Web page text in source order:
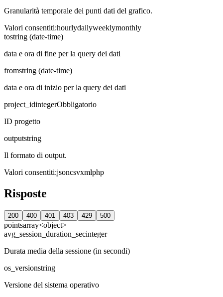
Granularità temporale dei punti dati del grafico.
Valori consentiti:hourlydailyweeklymonthly
tostring (date-time)
data e ora di fine per la query dei dati
fromstring (date-time)
data e ora di inizio per la query dei dati
project_idintegerObbligatorio
ID progetto
outputstring
Il formato di output.
Valori consentiti:jsoncsvxmlphp
Risposte
200 400 401 403 429 500
pointsarray<object>
avg_session_duration_secinteger
Durata media della sessione (in secondi)
os_versionstring
Versione del sistema operativo